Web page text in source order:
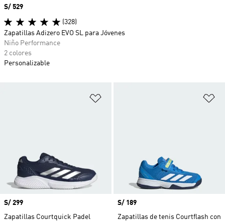
Precio
S/ 299
Zapatillas Courtquick Padel
Precio
S/ 189
Zapatillas de tenis Courtflash con
Precio
S/ 529
(328)
Zapatillas Adizero EVO SL para Jóvenes
Niño Performance
2 colores
Personalizable